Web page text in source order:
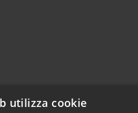
utilizza cookie